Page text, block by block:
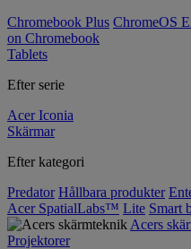
Chromebook Plus ChromeOS
on Chromebook
Tablets
Efter serie
Acer Iconia
Skärmar
Efter kategori
Predator Hållbara produkter
Acer SpatialLabs™ Lite Smart
Acers
Projektorer